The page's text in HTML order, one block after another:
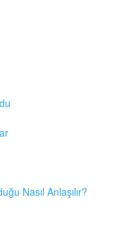
Nasıl Anlaşılır?